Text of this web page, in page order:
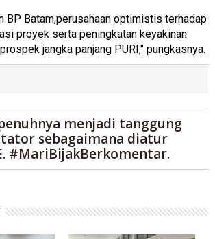
BP Batam,perusahaan optimistis terhadap
proyek serta peningkatan keyakinan
jangka panjang PURI," pungkasnya.
menjadi tanggung
sebagaimana diatur
#MariBijakBerkomentar.